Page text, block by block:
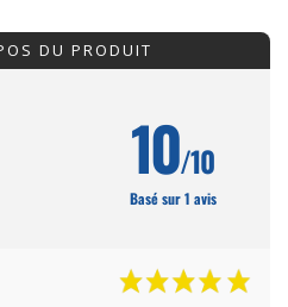
DU PRODUIT
10/10
Basé sur 1 avis